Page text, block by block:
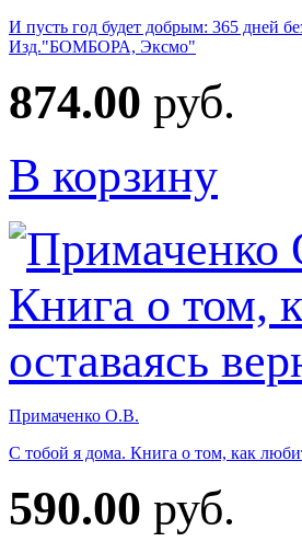
И пусть год будет добрым: 365 дней
Изд."БОМБОРА, Эксмо"
874.00 руб.
В корзину
Примаченко О.В.
С тобой я дома. Книга о том, как
590.00 руб.